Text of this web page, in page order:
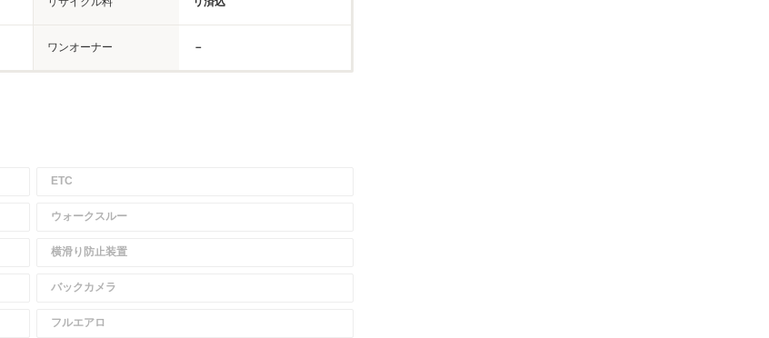
ワンオーナー －
ETC
ウォークスルー
横滑り防止装置
バックカメラ
フルエアロ